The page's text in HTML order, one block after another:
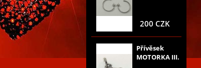
200 CZK
Přívěsek
MOTORKA III.